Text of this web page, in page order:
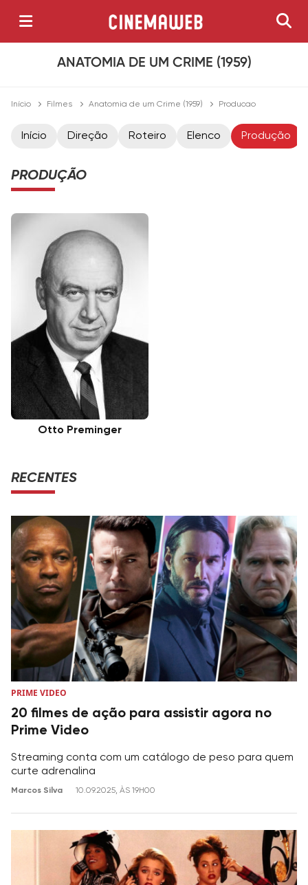
ANATOMIA DE UM CRIME (1959)
Início Filmes Anatomia de um Crime (1959) Producao
Início Direção Roteiro Elenco Produção
PRODUÇÃO
Otto Preminger
RECENTES
PRIME VIDEO
20 filmes de ação para assistir agora no
Prime Video
Streaming conta com um catálogo de peso para quem
curte adrenalina
Marcos Silva 10.09.2025, ÀS 19H00